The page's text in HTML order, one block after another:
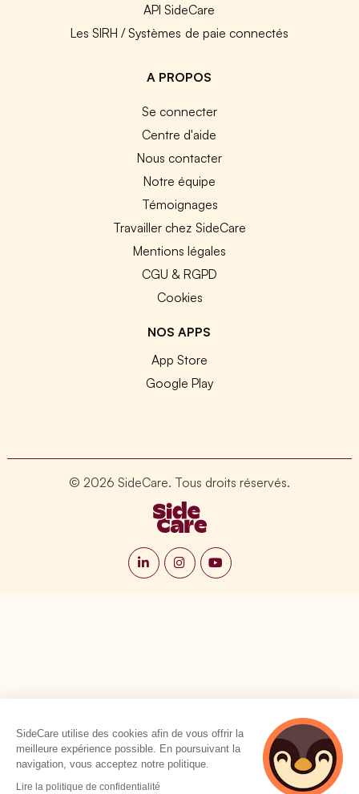
API SideCare
Les SIRH / Systèmes de paie connectés
A PROPOS
Se connecter
Centre d'aide
Nous contacter
Notre équipe
Témoignages
Travailler chez SideCare
Mentions légales
CGU & RGPD
Cookies
NOS APPS
App Store
Google Play
© 2026 SideCare. Tous droits réservés.
SideCare utilise des cookies afin de vous offrir la
meilleure expérience possible. En poursuivant la
navigation, vous acceptez notre politique.
Lire la politique de confidentialité